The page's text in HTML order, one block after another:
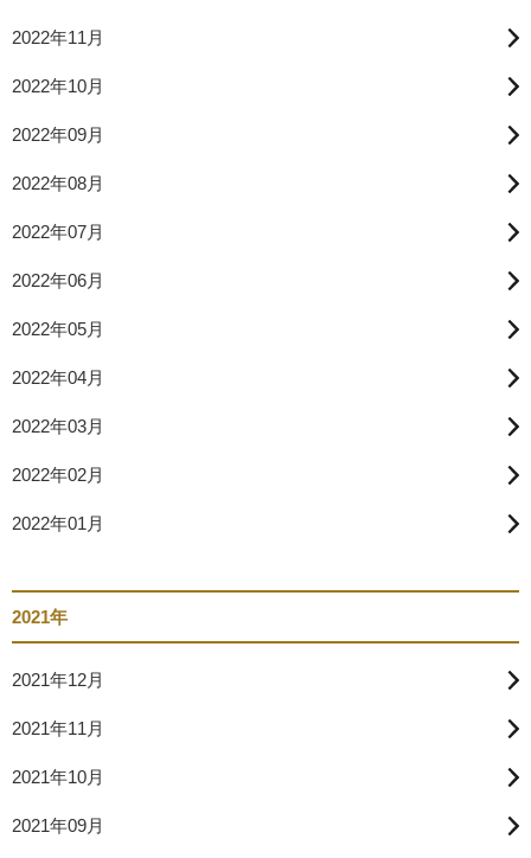
2022年11月
2022年10月
2022年09月
2022年08月
2022年07月
2022年06月
2022年05月
2022年04月
2022年03月
2022年02月
2022年01月
2021年
2021年12月
2021年11月
2021年10月
2021年09月